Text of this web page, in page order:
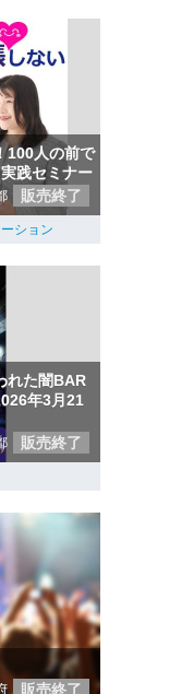
100人の前で
践セミナー
販売終了
ション
れた闇BAR
年3月21
販売終了
販売終了